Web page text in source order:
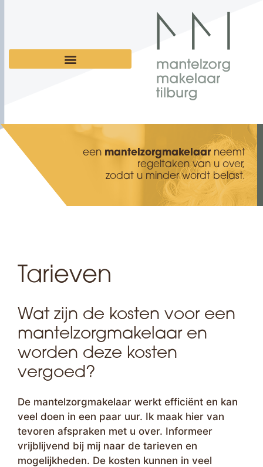
een mantelzorgmakelaar neemt
regeltaken van u over,
zodat u minder wordt belast.
Tarieven
Wat zijn de kosten voor een
mantelzorgmakelaar en
worden deze kosten
vergoed?
De mantelzorgmakelaar werkt efficiënt en kan
veel doen in een paar uur. Ik maak hier van
tevoren afspraken met u over. Informeer
vrijblijvend bij mij naar de tarieven en
mogelijkheden. De kosten kunnen in veel